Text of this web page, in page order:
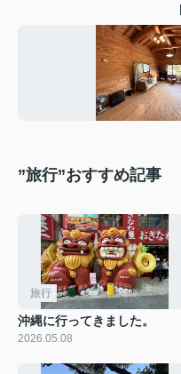
”旅行”おすすめ記事
旅行
沖縄に行ってきました。
2026.05.08